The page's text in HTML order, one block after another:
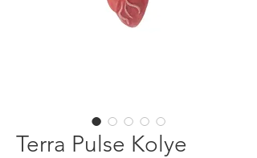
Terra Pulse Kolye